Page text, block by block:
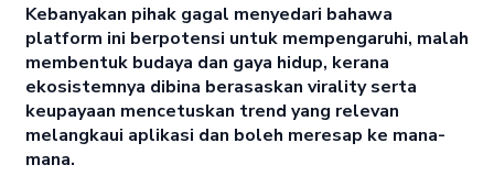
Kebanyakan pihak gagal menyedari bahawa
platform ini berpotensi untuk mempengaruhi, malah
membentuk budaya dan gaya hidup, kerana
ekosistemnya dibina berasaskan virality serta
keupayaan mencetuskan trend yang relevan
melangkaui aplikasi dan boleh meresap ke mana-
mana.